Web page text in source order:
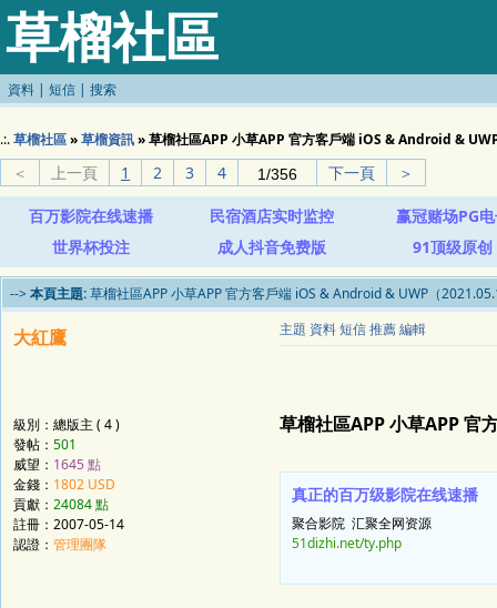
草榴社區
資料 | 短信 | 搜索
.:.草榴社區»草榴資訊» 草榴社區APP 小草APP 官方客戶端 iOS & Android &
＜ 上一頁 1 2 3 4 下一頁 ＞
百万影院在线速播 民宿酒店实时监控
赢冠赌场PG
世界杯投注
成人抖音免费版 91顶级原创
--> 本頁主題:草榴社區APP 小草APP 官方客戶端 iOS & Android & UWP（
大紅鷹
級別：總版主 ( 4 )
發帖： 501
威望： 1645 點
金錢： 1802 USD
貢獻： 24084 點
註冊：2007-05-14
認證： 管理團隊
主題 資料短信推薦編輯
草榴社區APP 小草APP 官
真正的百万级影院在线速播
聚合影院 汇聚全网资源
51dizhi.net/ty.php